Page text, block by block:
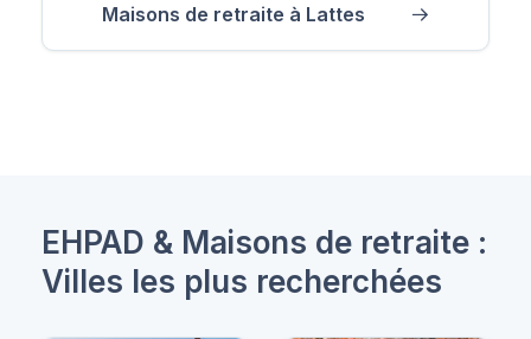
Maisons de retraite à Lattes
EHPAD & Maisons de retraite :
Villes les plus recherchées